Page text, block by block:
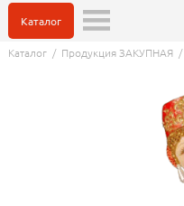
Каталог
Каталог/ Продукция ЗАКУПНАЯ/